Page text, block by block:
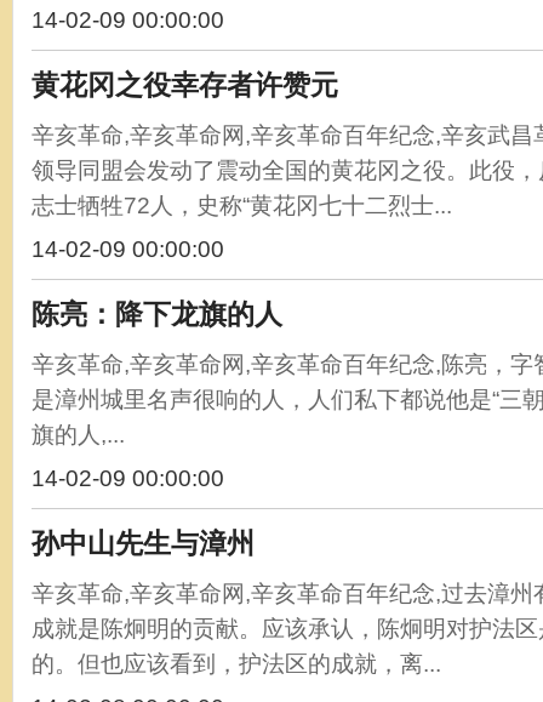
14-02-09 00:00:00
黄花冈之役幸存者许赞元
辛亥革命,辛亥革命网,辛亥革命百年纪念,辛亥武
领导同盟会发动了震动全国的黄花冈之役。此役
志士牺牲72人，史称“黄花冈七十二烈士...
14-02-09 00:00:00
陈亮：降下龙旗的人
辛亥革命,辛亥革命网,辛亥革命百年纪念,陈亮，
是漳州城里名声很响的人，人们私下都说他是“三
旗的人,...
14-02-09 00:00:00
孙中山先生与漳州
辛亥革命,辛亥革命网,辛亥革命百年纪念,过去漳
成就是陈炯明的贡献。应该承认，陈炯明对护法
的。但也应该看到，护法区的成就，离...